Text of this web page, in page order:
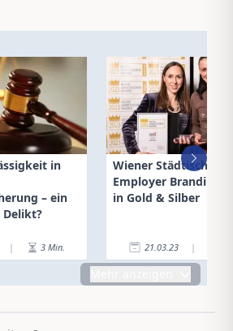
in
– ein
Delikt?
| 3 Min.
Wiener Städtisch:
Employer Branding
in Gold & Silber
21.03.23 |